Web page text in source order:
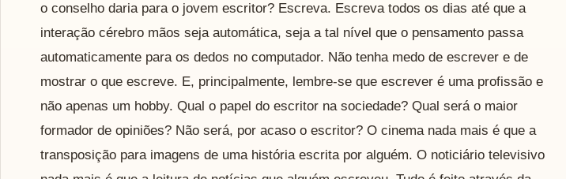
o conselho daria para o jovem escritor? Escreva. Escreva todos os dias até que a
interação cérebro mãos seja automática, seja a tal nível que o pensamento passa
automaticamente para os dedos no computador. Não tenha medo de escrever e de
mostrar o que escreve. E, principalmente, lembre-se que escrever é uma profissão e
não apenas um hobby. Qual o papel do escritor na sociedade? Qual será o maior
formador de opiniões? Não será, por acaso o escritor? O cinema nada mais é que a
transposição para imagens de uma história escrita por alguém. O noticiário televisivo